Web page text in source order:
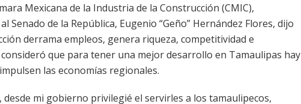
Mexicana de la Industria de la Construcción (CMIC),
Senado de la República, Eugenio “Geño” Hernández Flores, dijo
derrama empleos, genera riqueza, competitividad e
que para tener una mejor desarrollo en Tamaulipas hay
las economías regionales.
desde mi gobierno privilegié el servirles a los tamaulipecos,